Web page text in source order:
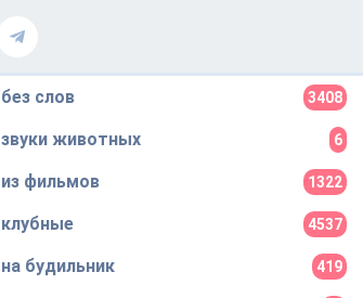
без слов 3408
звуки животных 6
из фильмов 1322
клубные 4537
на будильник 419